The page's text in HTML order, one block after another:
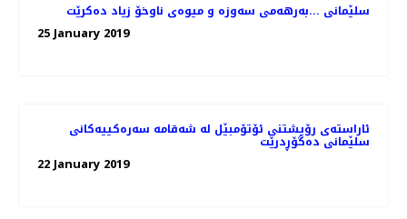
سلێمانی ...بەرهەمی سەوزە و میوەی ناوخۆ زیاد دەكرێت
25 January 2019
ئاراسته‌ی رۆیشتنی ئۆتۆمبێل له‌ شه‌قامه‌ سه‌ره‌كییه‌كانی
سلێمانی ده‌گۆڕدرێت
22 January 2019